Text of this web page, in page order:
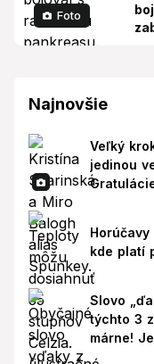
Foto
Najnovšie
Veľký
jedinou
kde platí
Slovo
týchto 3
márne!